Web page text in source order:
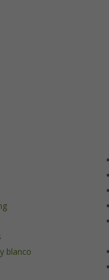
blanco